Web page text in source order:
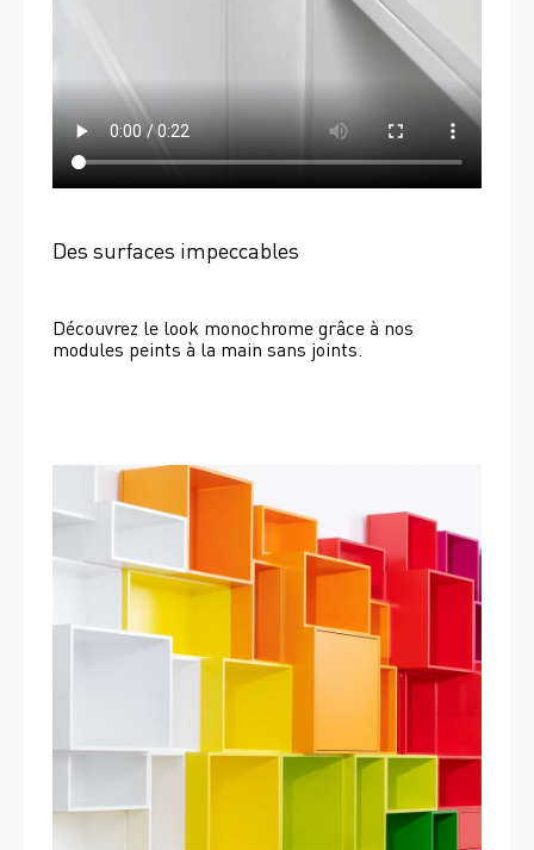
Des surfaces impeccables
Découvrez le look monochrome grâce à nos
modules peints à la main sans joints.